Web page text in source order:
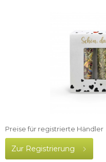
Preise für registrierte Händler
Zur Registrierung